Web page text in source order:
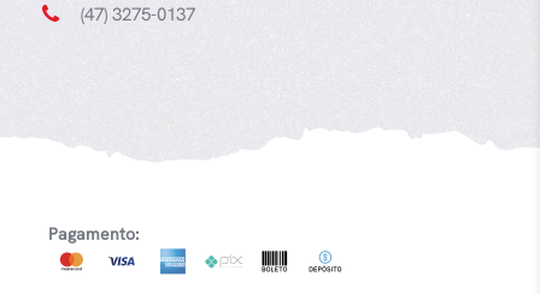
(47) 3275-0137
Pagamento: